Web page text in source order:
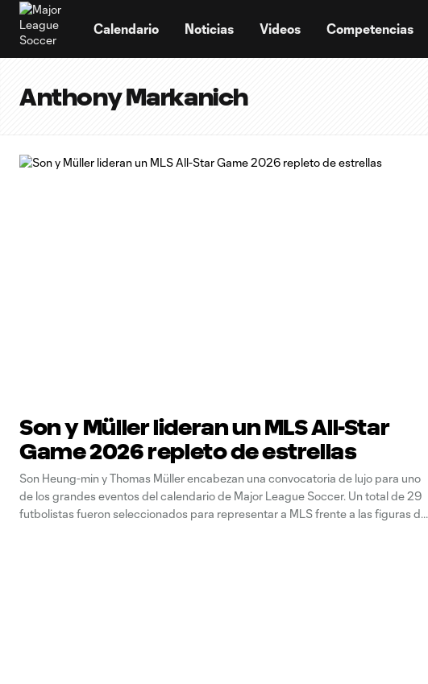
Calendario Noticias Videos Competencias
Anthony Markanich
Son y Müller lideran un MLS All-Star
Game 2026 repleto de estrellas
Son Heung-min y Thomas Müller encabezan una convocatoria de lujo para uno
de los grandes eventos del calendario de Major League Soccer. Un total de 29
futbolistas fueron seleccionados para representar a MLS frente a las figuras de